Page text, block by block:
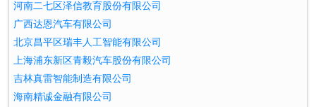
河南二七区泽信教育股份有限公司
广西达恩汽车有限公司
北京昌平区瑞丰人工智能有限公司
上海浦东新区青毅汽车股份有限公司
吉林真雷智能制造有限公司
海南精诚金融有限公司